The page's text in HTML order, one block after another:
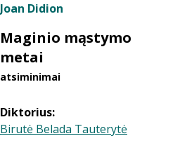
Joan Didion
Maginio mąstymo
metai
atsiminimai
Diktorius:
Birutė Belada Tauterytė